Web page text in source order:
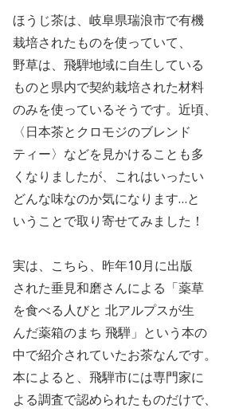
ほうじ茶は、岐阜県瑞浪市で有機
栽培されたものを使っていて、
野草は、飛騨地域に自生している
ものと県内で契約栽培された材料
のみを使っているそうです。近頃、
〈日本茶とクロモジのブレンド
ティー〉などを見かけることも多
くなりましたが、これはいったい
どんな味なのか気になります…と
いうことで取り寄せてみました！
実は、こちら、昨年10月に出版
された垂見和磨さんによる「薬草
を食べる人びと 北アルプスが生
んだ薬箱のまち 飛騨」という本の
中で紹介されていたお茶なんです。
本によると、飛騨市には専門家に
よる調査で認められたものだけで、